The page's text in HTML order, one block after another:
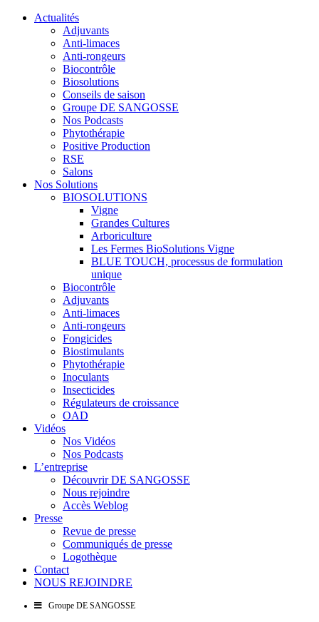
Actualités
Adjuvants
Anti-limaces
Anti-rongeurs
Biocontrôle
Biosolutions
Conseils de saison
Groupe DE SANGOSSE
Nos Podcasts
Phytothérapie
Positive Production
RSE
Salons
Nos Solutions
BIOSOLUTIONS
Vigne
Grandes Cultures
Arboriculture
Les Fermes BioSolutions Vigne
BLUE TOUCH, processus de formulation
unique
Biocontrôle
Adjuvants
Anti-limaces
Anti-rongeurs
Fongicides
Biostimulants
Phytothérapie
Inoculants
Insecticides
Régulateurs de croissance
OAD
Vidéos
Nos Vidéos
Nos Podcasts
L’entreprise
Découvrir DE SANGOSSE
Nous rejoindre
Accès Weblog
Presse
Revue de presse
Communiqués de presse
Logothèque
Contact
NOUS REJOINDRE
Groupe DE SANGOSSE